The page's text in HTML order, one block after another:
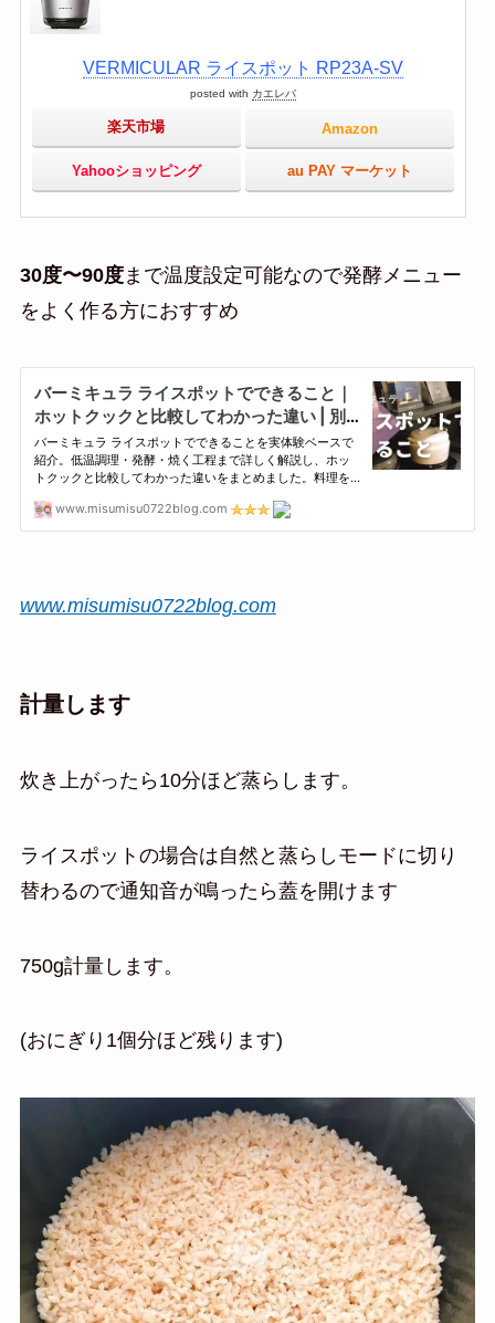
VERMICULAR ライスポット RP23A-SV
posted with カエレバ
楽天市場 Amazon
Yahooショッピング au PAY マーケット
30度〜90度まで温度設定可能なので発酵メニュー
をよく作る方におすすめ
www.misumisu0722blog.com
計量します
炊き上がったら10分ほど蒸らします。
ライスポットの場合は自然と蒸らしモードに切り
替わるので通知音が鳴ったら蓋を開けます
750g計量します。
(おにぎり1個分ほど残ります)